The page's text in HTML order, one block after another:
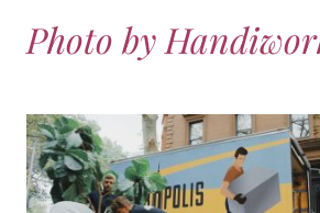
Photo by